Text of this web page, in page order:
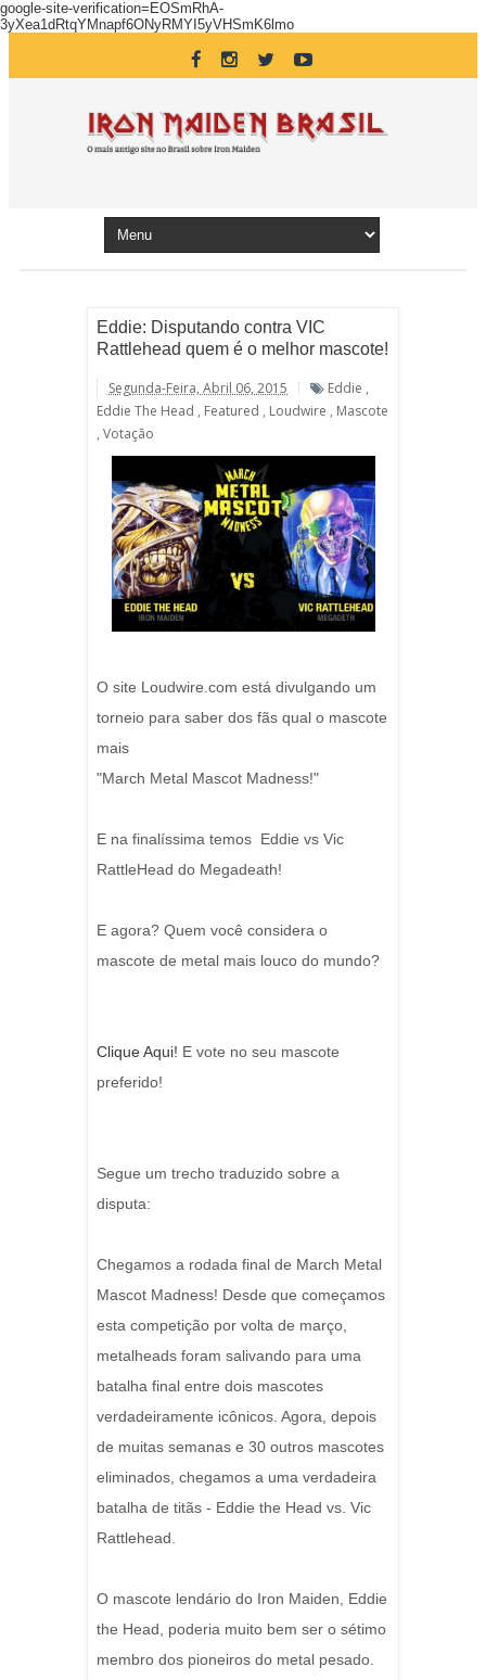
google-site-verification=EOSmRhA-
3yXea1dRtqYMnapf6ONyRMYI5yVHSmK6lmo
Eddie: Disputando contra VIC
Rattlehead quem é o melhor mascote!
Segunda-Feira, Abril 06, 2015 Eddie ,
Eddie The Head , Featured , Loudwire , Mascote
, Votação
O site Loudwire.com está divulgando um
torneio para saber dos fãs qual o mascote
mais
"March Metal Mascot Madness!"
E na finalíssima temos Eddie vs Vic
RattleHead do Megadeath!
E agora? Quem você considera o
mascote de metal mais louco do mundo?
Clique Aqui! E vote no seu mascote
preferido!
Segue um trecho traduzido sobre a
disputa:
Chegamos a rodada final de March Metal
Mascot Madness! Desde que começamos
esta competição por volta de março,
metalheads foram salivando para uma
batalha final entre dois mascotes
verdadeiramente icônicos. Agora, depois
de muitas semanas e 30 outros mascotes
eliminados, chegamos a uma verdadeira
batalha de titãs - Eddie the Head vs. Vic
Rattlehead.
O mascote lendário do Iron Maiden, Eddie
the Head, poderia muito bem ser o sétimo
membro dos pioneiros do metal pesado.